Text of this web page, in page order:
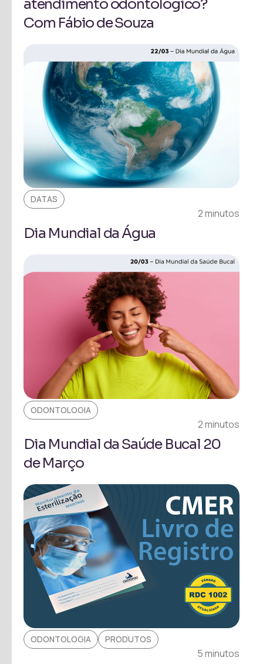
atendimento odontológico?
Com Fábio de Souza
DATAS
2 minutos
Dia Mundial da Água
ODONTOLOGIA
2 minutos
Dia Mundial da Saúde Bucal 20
de Março
ODONTOLOGIA PRODUTOS
5 minutos